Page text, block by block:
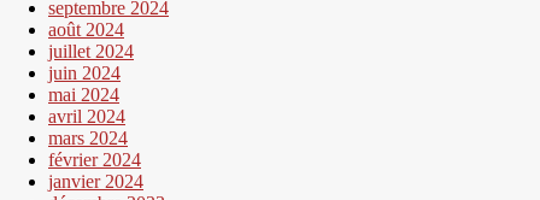
septembre 2024
août 2024
juillet 2024
juin 2024
mai 2024
avril 2024
mars 2024
février 2024
janvier 2024